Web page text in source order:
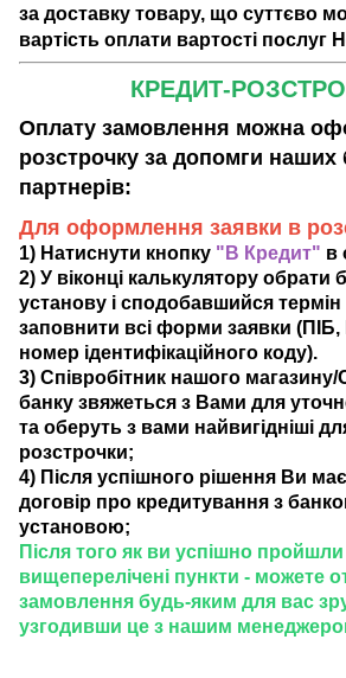
за доставку товару, що суттєво
вартість оплати вартості послуг
КРЕДИТ-
Оплату замовлення можна
розстрочку за допомги наших
партнерів:
Для оформлення заявки в
1) Натиснути кнопку "В Кредит" в
2) У віконці калькулятору обрати
установу і сподобавшийся
заповнити всі форми заявки
номер ідентифікаційного коду).
3) Співробітник нашого магазину/
банку звяжеться з Вами для
та оберуть з вами найвигідніші
розстрочки;
4) Після успішного рішення Ви
договір про кредитування з
установою;
Після того як ви успішно пройшли
вищеперелічені пункти - можете
замовлення будь-яким для вас
узгодивши це з нашим